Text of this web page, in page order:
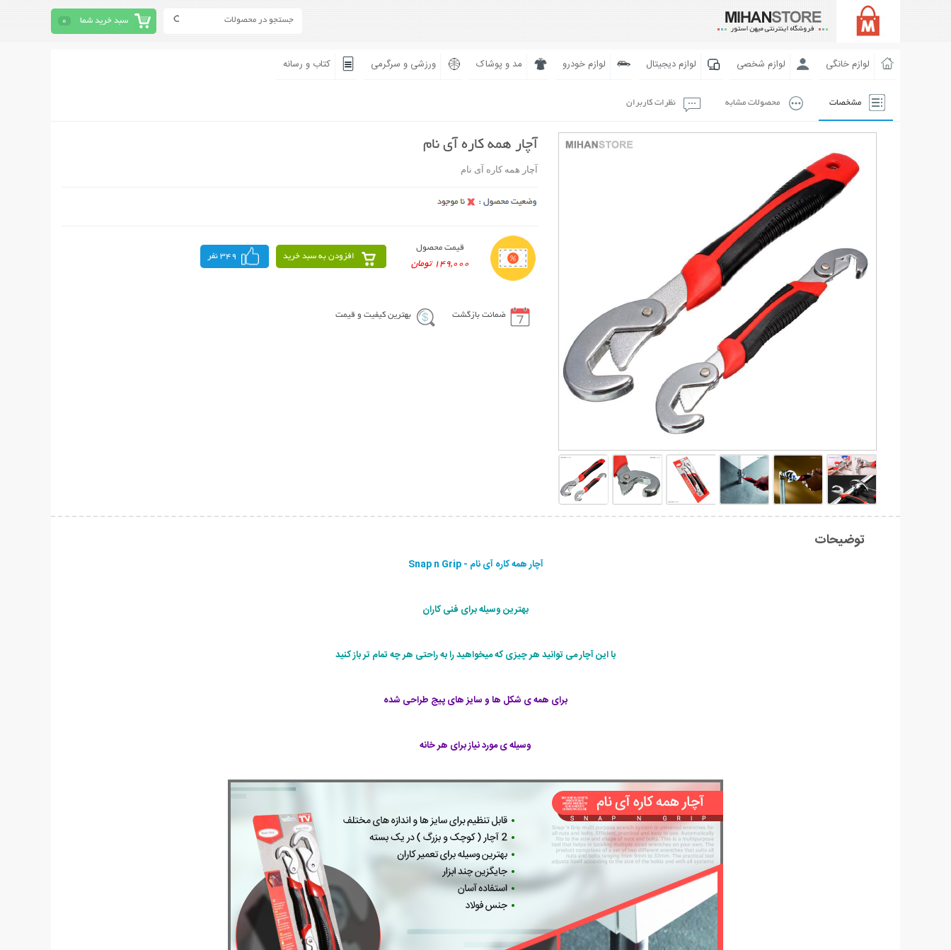
سبد خرید شما 0
لوازم خانگی لوازم شخصی لوازم دیجیتال لوازم خودرو مد و پوشاک ورزشی و سرگرمی کتاب و رسانه
مشخصات محصولات مشابه نظرات کاربران
آچار همه کاره آی نام
آچار همه کاره آی نام
قیمت محصول
149,000 تومان
افزودن به سبد خرید 349 نفر
ضمانت بازگشت بهترین کیفیت و قیمت
توضیحات
آچار همه کاره آی نام - Snap n Grip
بهترین وسیله برای فنی کاران
با این آچار می توانید هر چیزی که میخواهید را به راحتی هر چه تمام تر باز کنید
برای همه ی شکل ها و سایز های پیج طراحی شده
وسیله ی مورد نیاز برای هر خانه